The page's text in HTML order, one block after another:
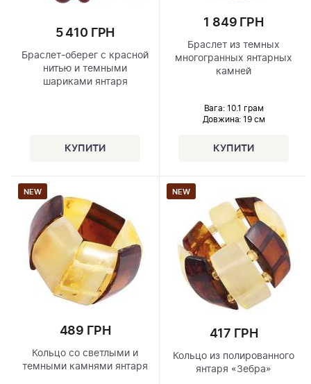
5 410 ГРН
Браслет-оберег с красной
нитью и темными
шариками янтаря
1 849 ГРН
Браслет из темных
многогранных янтарных
камней
Вага: 10.1 грам
Довжина: 19 см
NEW
489 ГРН
Кольцо со светлыми и
темными камнями янтаря
NEW
417 ГРН
Кольцо из полированного
янтаря «Зебра»